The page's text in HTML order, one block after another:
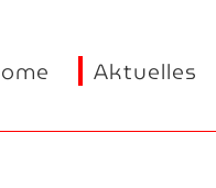
Aktuelles